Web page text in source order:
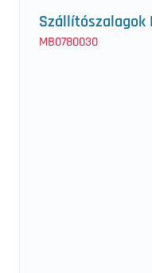
Szállítószalagok
MB0780030